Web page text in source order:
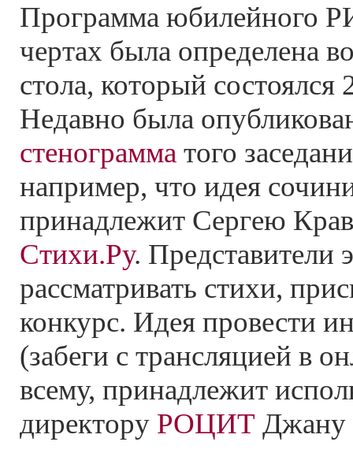
Программа юбилейного
чертах была определена
стола, который состоялся
Недавно была
стенограмма того
например, что идея
принадлежит Сергею
Стихи.Ру. Представители
рассматривать стихи,
конкурс. Идея провести
(забеги с трансляцией в
всему, принадлежит
директору РОЦИТ Джану